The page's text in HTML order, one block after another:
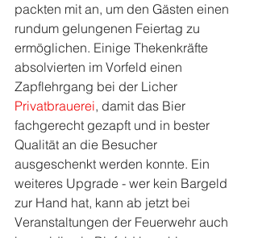
packten mit an, um den Gästen einen
rundum gelungenen Feiertag zu
ermöglichen. Einige Thekenkräfte
absolvierten im Vorfeld einen
Zapflehrgang bei der Licher
Privatbrauerei, damit das Bier
fachgerecht gezapft und in bester
Qualität an die Besucher
ausgeschenkt werden konnte. Ein
weiteres Upgrade - wer kein Bargeld
zur Hand hat, kann ab jetzt bei
Veranstaltungen der Feuerwehr auch